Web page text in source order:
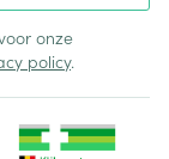
onze
policy.